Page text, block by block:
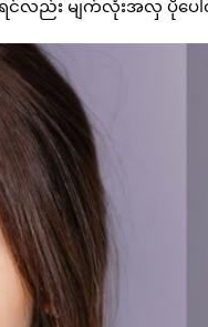
ည်း မျက်လုံးအလှ ပိုပေါ်လွ